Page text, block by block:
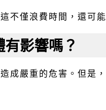
不僅浪費時間，還可
影響嗎？
成嚴重的危害。但是